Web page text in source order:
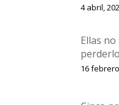
4 abril,
Ellas
16